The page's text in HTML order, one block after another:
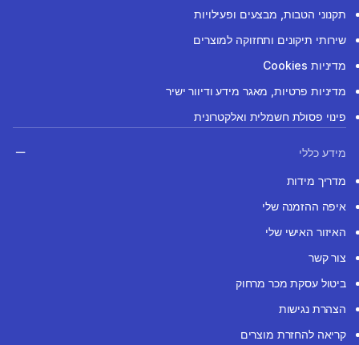
תקנוני הטבות, מבצעים ופעילויות
שירותי תיקונים ותחזוקה למוצרים
מדיניות Cookies
מדיניות פרטיות, מאגר מידע ודיוור ישיר
פינוי פסולת חשמלית ואלקטרונית
מידע כללי
מדריך מידות
איפה ההזמנה שלי
האיזור האישי שלי
צור קשר
ביטול עסקת מכר מרחוק
הצהרת נגישות
קריאה להחזרת מוצרים